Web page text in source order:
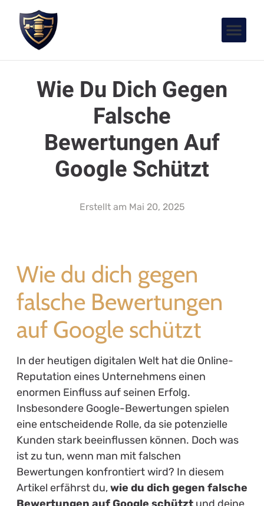
Wie Du Dich Gegen
Falsche
Bewertungen Auf
Google Schützt
Erstellt am Mai 20, 2025
Wie du dich gegen
falsche Bewertungen
auf Google schützt
In der heutigen digitalen Welt hat die Online-
Reputation eines Unternehmens einen
enormen Einfluss auf seinen Erfolg.
Insbesondere Google-Bewertungen spielen
eine entscheidende Rolle, da sie potenzielle
Kunden stark beeinflussen können. Doch was
ist zu tun, wenn man mit falschen
Bewertungen konfrontiert wird? In diesem
Artikel erfährst du,wie du dich gegen falsche